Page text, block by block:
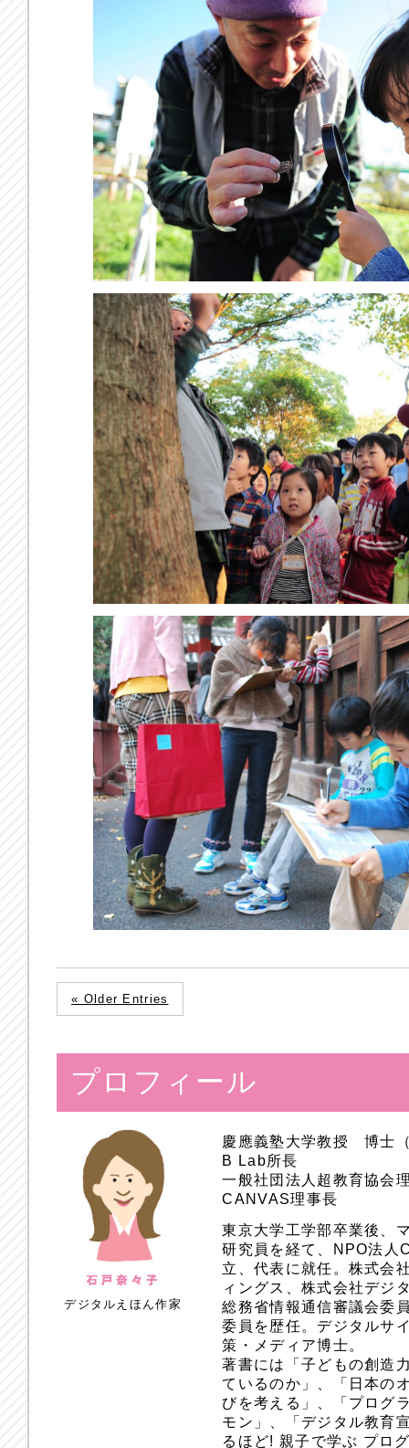
« Older Entries
プロフィール
デジタルえほん作家
慶應義塾大学教授 博士
B Lab所長
一般社団法人超教育協会
CANVAS理事長
東京大学工学部卒業後、
研究員を経て、NPO法人
立、代表に就任。株式会
ィングス、株式会社デジ
総務省情報通信審議会委
委員を歴任。デジタルサ
策・メディア博士。
著書には「子どもの創造
ているのか」、「日本の
びを考える」、「プログ
モン」、「デジタル教育
るほど! 親子で学ぶ プロ